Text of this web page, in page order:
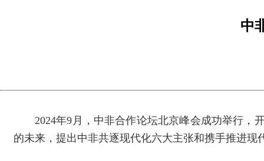
中
2024年9月，中非合作论坛北京峰会成功举行，
的未来，提出中非共逐现代化六大主张和携手推进现